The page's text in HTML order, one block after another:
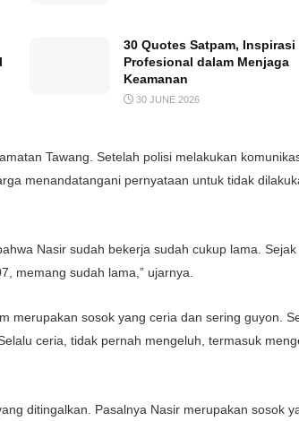
30 Quotes Satpam,
Profesional dalam Menjaga
Keamanan
30 JUNE 2026
Tawang. Setelah polisi melakukan
menandatangani pernyataan untuk tidak
Nasir sudah bekerja sudah cukup lama.
memang sudah lama,” ujarnya.
merupakan sosok yang ceria dan sering guyon.
ceria, tidak pernah mengeluh, termasuk
ditingalkan. Pasalnya Nasir merupakan sosok